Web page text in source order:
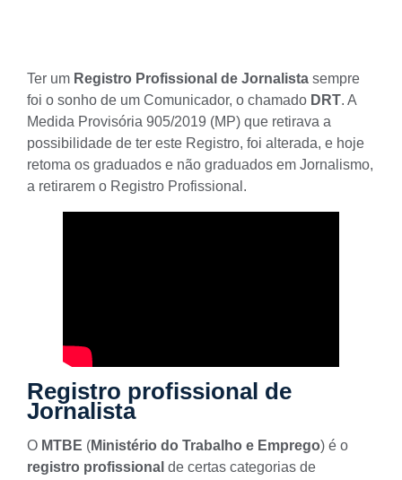
Ter um Registro Profissional de Jornalista sempre
foi o sonho de um Comunicador, o chamado DRT. A
Medida Provisória 905/2019 (MP) que retirava a
possibilidade de ter este Registro, foi alterada, e hoje
retoma os graduados e não graduados em Jornalismo,
a retirarem o Registro Profissional.
Registro profissional de
Jornalista
O MTBE (Ministério do Trabalho e Emprego) é o
registro profissional de certas categorias de